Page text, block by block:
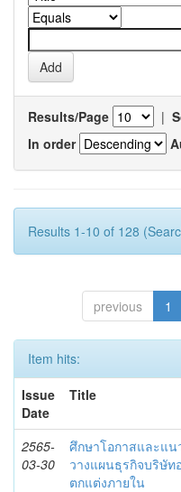
Results/Page |
In order
Results 1-10 of 128
previous 1
Item hits:
Issue
Date
Title
2565-
03-30
ศึกษาโอกาสและแน
วางแผนธุรกิจบริษัท
ตกแต่งภายใน